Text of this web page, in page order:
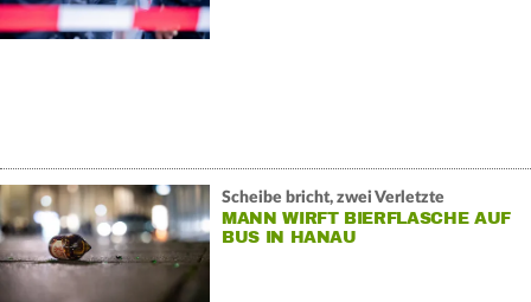
Scheibe bricht, zwei Verletzte
MANN WIRFT BIERFLASCHE AUF
BUS IN HANAU